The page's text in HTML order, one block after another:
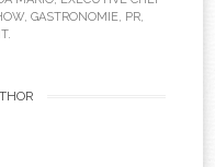
, GASTRONOMIE, PR,
.